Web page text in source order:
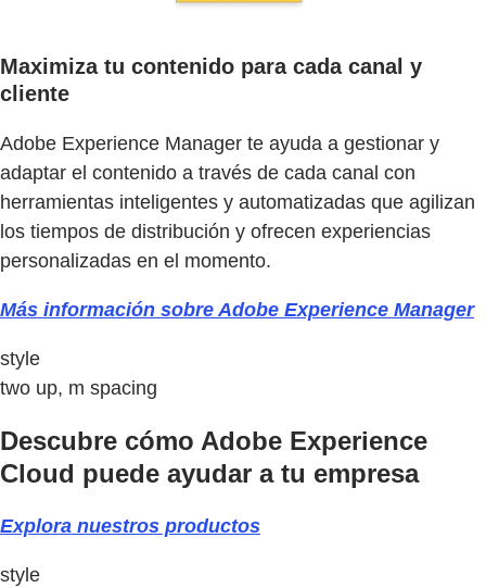
Maximiza tu contenido para cada canal y
cliente
Adobe Experience Manager te ayuda a gestionar y
adaptar el contenido a través de cada canal con
herramientas inteligentes y automatizadas que agilizan
los tiempos de distribución y ofrecen experiencias
personalizadas en el momento.
Más información sobre Adobe Experience Manager
style
two up, m spacing
Descubre cómo Adobe Experience
Cloud puede ayudar a tu empresa
Explora nuestros productos
style